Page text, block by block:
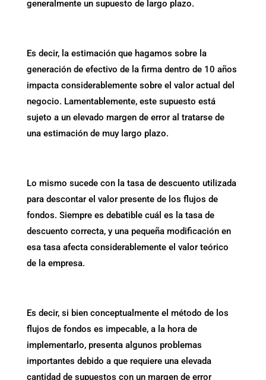
generalmente un supuesto de largo plazo.
Es decir, la estimación que hagamos sobre la
generación de efectivo de la firma dentro de 10 años
impacta considerablemente sobre el valor actual del
negocio. Lamentablemente, este supuesto está
sujeto a un elevado margen de error al tratarse de
una estimación de muy largo plazo.
Lo mismo sucede con la tasa de descuento utilizada
para descontar el valor presente de los flujos de
fondos. Siempre es debatible cuál es la tasa de
descuento correcta, y una pequeña modificación en
esa tasa afecta considerablemente el valor teórico
de la empresa.
Es decir, si bien conceptualmente el método de los
flujos de fondos es impecable, a la hora de
implementarlo, presenta algunos problemas
importantes debido a que requiere una elevada
cantidad de supuestos con un margen de error